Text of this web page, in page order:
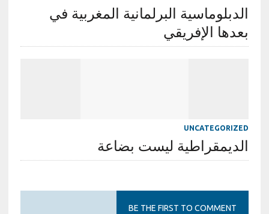
الدبلوماسية البرلمانية المغربية في
بعدها الإفريقي
UNCATEGORIZED
الديمقراطية ليست بضاعة
BE THE FIRST TO COMMENT